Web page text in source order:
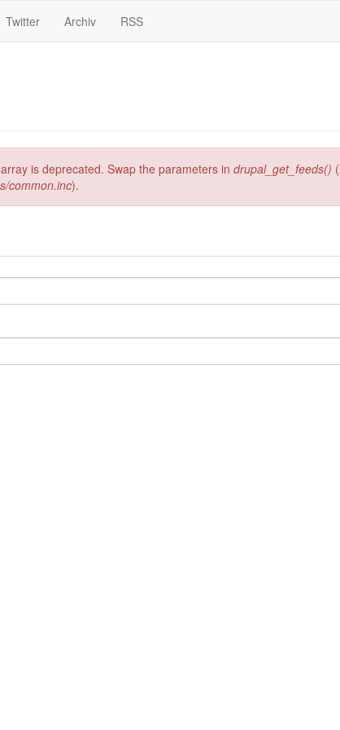
Twitter Archiv RSS
is deprecated. Swap the parameters in drupal_get_feeds()
common.inc).